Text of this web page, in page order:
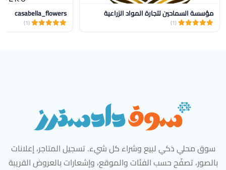
مؤسسة السماحين لتجارة المواد الزراعية
(1)
casabella_flowers
(1)
سوق محلي ذكي لبيع وشراء كل شيء. تسجيل المتاجر، إعلانات
بالصور، تصفّح حسب الفئات والموقع، وإشعارات بالعروض القريبة